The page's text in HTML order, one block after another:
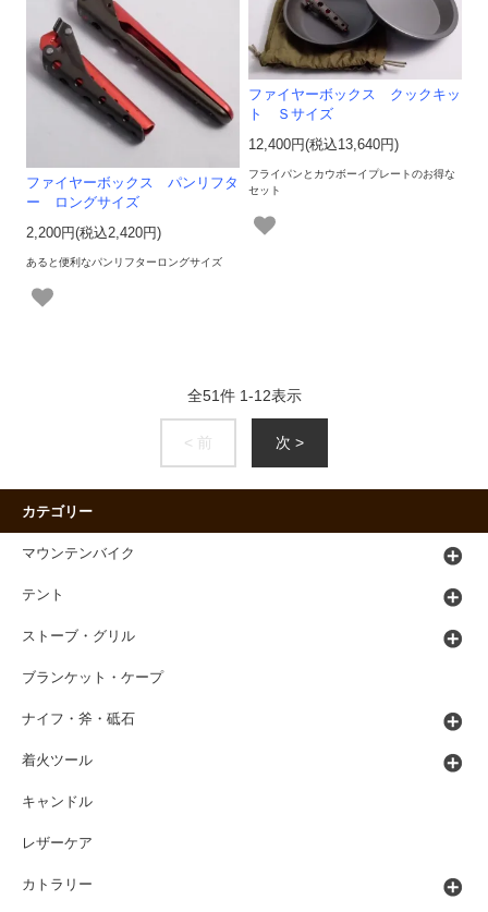
ファイヤーボックス パンリフタ
ー ロングサイズ
2,200円(税込2,420円)
あると便利なパンリフターロングサイズ
ファイヤーボックス クックキッ
ト Ｓサイズ
12,400円(税込13,640円)
フライパンとカウボーイプレートのお得な
セット
全51件 1-12表示
< 前 次 >
カテゴリー
マウンテンバイク
テント
ストーブ・グリル
ブランケット・ケープ
ナイフ・斧・砥石
着火ツール
キャンドル
レザーケア
カトラリー